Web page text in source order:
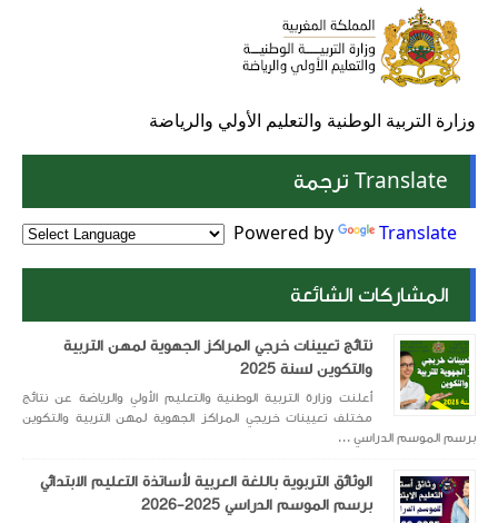
وزارة التربية الوطنية والتعليم الأولي والرياضة
Translate ترجمة
Powered by Translate
المشاركات الشائعة
نتائج تعيينات خرجي المراكز الجهوية لمهن التربية
والتكوين لسنة 2025
أعلنت وزارة التربية الوطنية والتعليم الأولي والرياضة عن نتائج
مختلف تعيينات خريجي المراكز الجهوية لمهن التربية والتكوين
برسم الموسم الدراسي ...
الوثائق التربوية باللغة العربية لأساتذة التعليم الابتدائي
برسم الموسم الدراسي 2025-2026